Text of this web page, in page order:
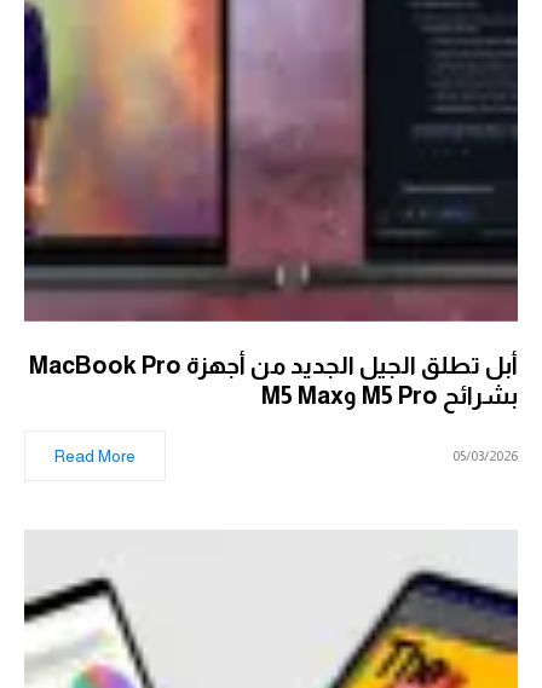
أبل تطلق الجيل الجديد من أجهزة MacBook Pro
بشرائح M5 Pro وM5 Max
05/03/2026
Read More